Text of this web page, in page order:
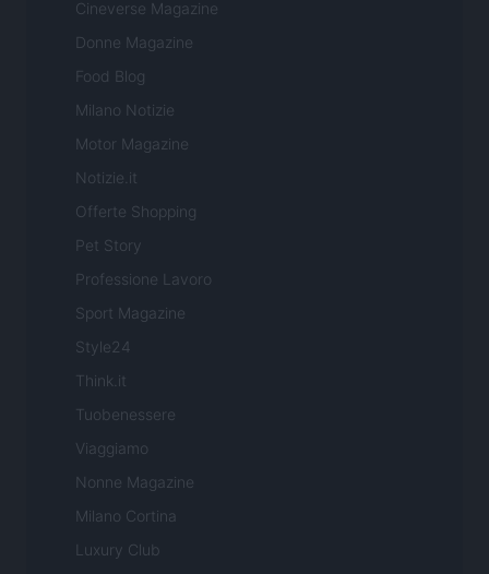
Cineverse Magazine
Donne Magazine
Food Blog
Milano Notizie
Motor Magazine
Notizie.it
Offerte Shopping
Pet Story
Professione Lavoro
Sport Magazine
Style24
Think.it
Tuobenessere
Viaggiamo
Nonne Magazine
Milano Cortina
Luxury Club